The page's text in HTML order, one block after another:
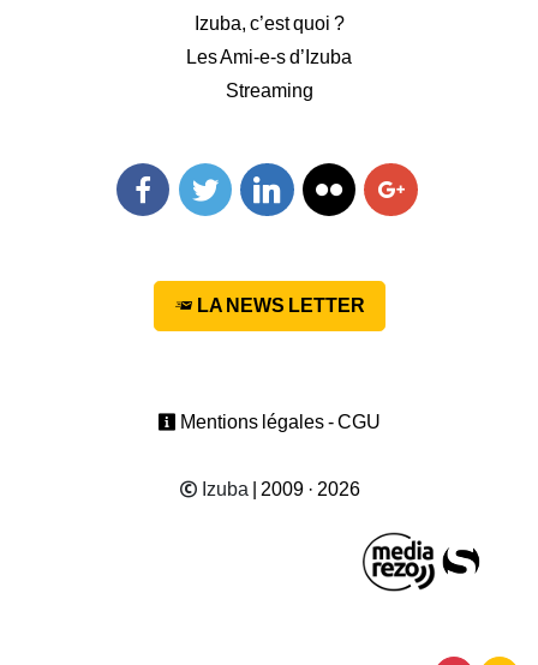
Izuba, c’est quoi ?
Les Ami-e-s d’Izuba
Streaming
LA NEWS LETTER
Mentions légales - CGU
Izuba | 2009 · 2026